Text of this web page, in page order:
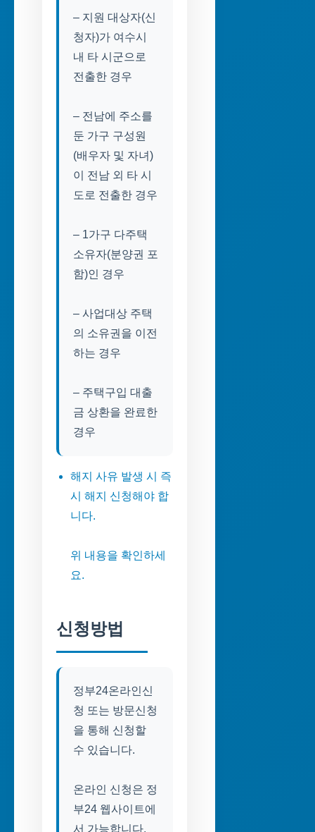
– 지원 대상자(신
청자)가 여수시
내 타 시군으로
전출한 경우
– 전남에 주소를
둔 가구 구성원
(배우자 및 자녀)
이 전남 외 타 시
도로 전출한 경우
– 1가구 다주택
소유자(분양권 포
함)인 경우
– 사업대상 주택
의 소유권을 이전
하는 경우
– 주택구입 대출
금 상환을 완료한
경우
해지 사유 발생 시 즉
시 해지 신청해야 합
니다.
위 내용을 확인하세
요.
신청방법
정부24온라인신
청 또는 방문신청
을 통해 신청할
수 있습니다.
온라인 신청은 정
부24 웹사이트에
서 가능합니다.